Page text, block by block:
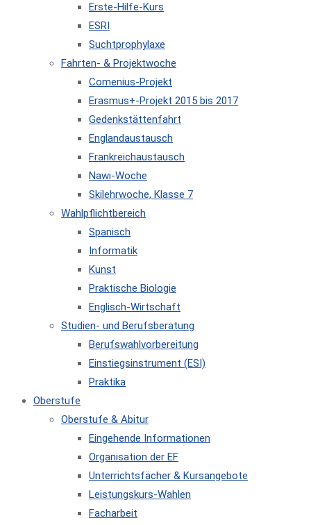
Erste-Hilfe-Kurs
ESRI
Suchtprophylaxe
Fahrten- & Projektwoche
Comenius-Projekt
Erasmus+-Projekt 2015 bis 2017
Gedenkstättenfahrt
Englandaustausch
Frankreichaustausch
Nawi-Woche
Skilehrwoche, Klasse 7
Wahlpflichtbereich
Spanisch
Informatik
Kunst
Praktische Biologie
Englisch-Wirtschaft
Studien- und Berufsberatung
Berufswahlvorbereitung
Einstiegsinstrument (ESI)
Praktika
Oberstufe
Oberstufe & Abitur
Eingehende Informationen
Organisation der EF
Unterrichtsfächer & Kursangebote
Leistungskurs-Wahlen
Facharbeit